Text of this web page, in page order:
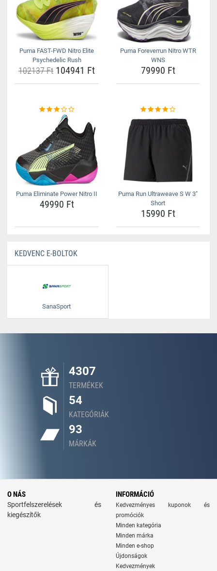
Puma FAST-FWD Nitro Elite
Psychedelic Rush
102137 Ft 104941 Ft
Puma Foreverrun Nitro WTR
WNS
79990 Ft
Puma Eliminate Power Nitro II
49990 Ft
Puma Run Ultraweave S W 3"
Short
15990 Ft
KEDVENC E-BOLTOK
SanaSport
4307
TERMÉKEK
54
KATEGÓRIÁK
93
MÁRKÁK
O NÁS
Sportfelszerelések és
kiegészítők
INFORMÁCIÓ
Kedvezményes kuponok és
promóciók
Minden kategória
Minden márka
Minden e-shop
Újdonságok
Kedvezmények